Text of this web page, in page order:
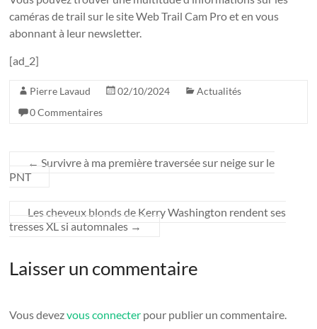
caméras de trail sur le site Web Trail Cam Pro et en vous
abonnant à leur newsletter.
[ad_2]
Pierre Lavaud 02/10/2024
Actualités
0 Commentaires
← Survivre à ma première traversée sur neige sur le
PNT
Les cheveux blonds de Kerry Washington rendent ses
tresses XL si automnales →
Laisser un commentaire
Vous devezvous connecter pour publier un commentaire.